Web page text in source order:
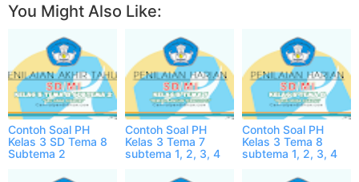
You Might Also Like:
Contoh Soal PH
Kelas 3 SD Tema 8
Subtema 2
Contoh Soal PH
Kelas 3 Tema 7
subtema 1, 2, 3, 4
Contoh Soal PH
Kelas 3 Tema 8
subtema 1, 2, 3, 4